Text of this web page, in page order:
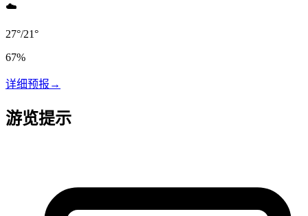
☁️
27°/21°
67%
详细预报 →
游览提示